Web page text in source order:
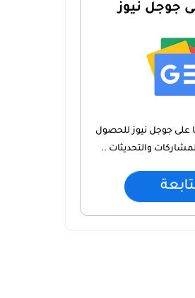
جوجل نيوز
على جوجل نيوز للحصول
والتحديثات ..